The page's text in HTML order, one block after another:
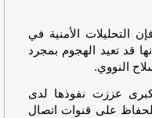
الأمنية في
قد تعيد الهجوم بمجرد
النووي.
عززت نفوذها لدى
على قنوات اتصال